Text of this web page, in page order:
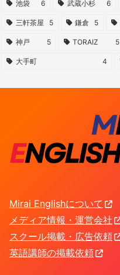
池袋 6 武蔵小杉 6
三軒茶屋 5 鎌倉 5
神戸 5 TORAIZ 5
大手町 4
Mirai Englishについて
メディア情報・運営会社
スクール掲載・広告依頼
英語講師の掲載依頼